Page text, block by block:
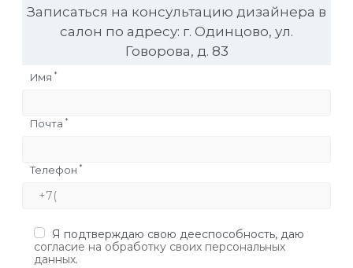
Записаться на консультацию дизайнера в
салон по адресу: г. Одинцово, ул.
Говорова, д. 83
Имя *
Почта *
Телефон *
Я подтверждаю свою дееспособность, даю
согласие на обработку своих персональных
данных.